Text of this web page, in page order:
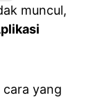
muncul,
cara yang